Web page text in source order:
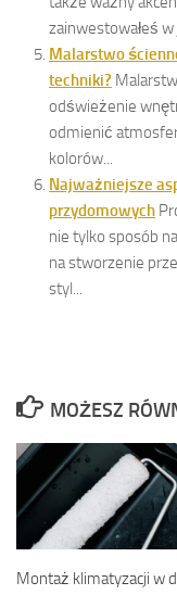
zainwestowałeś
Malarstwo
techniki?
odświeżenie
odmienić
kolorów...
Najważniejsze
przydomowych
nie tylko sposób
na stworzenie
styl...
MOŻESZ
Montaż klimatyzacji w